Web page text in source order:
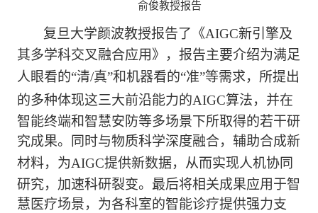
俞俊教授报告
复旦大学颜波教授报告了《AIGC新引擎及
其多学科交叉融合应用》，报告主要介绍为满足
人眼看的“清/真”和机器看的“准”等需求，所提出
的多种体现这三大前沿能力的AIGC算法，并在
智能终端和智慧安防等多场景下所取得的若干研
究成果。同时与物质科学深度融合，辅助合成新
材料，为AIGC提供新数据，从而实现人机协同
研究，加速科研裂变。最后将相关成果应用于智
慧医疗场景，为各科室的智能诊疗提供强力支